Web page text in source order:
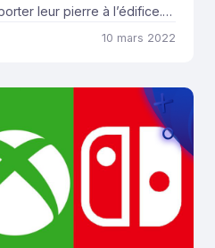
leur pierre à l’édifice.
mais hormis le fait de
[…]
10 mars 2022